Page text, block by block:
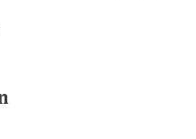
and assessed
to minimize the risks
aim of this paper is to
of chemicals
to the environment from